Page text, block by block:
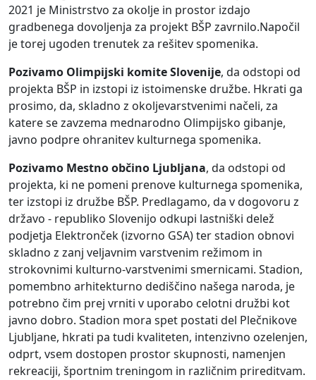
2021 je Ministrstvo za okolje in prostor izdajo
gradbenega dovoljenja za projekt BŠP zavrnilo.Napočil
je torej ugoden trenutek za rešitev spomenika.
Pozivamo Olimpijski komite Slovenije, da odstopi od
projekta BŠP in izstopi iz istoimenske družbe. Hkrati ga
prosimo, da, skladno z okoljevarstvenimi načeli, za
katere se zavzema mednarodno Olimpijsko gibanje,
javno podpre ohranitev kulturnega spomenika.
Pozivamo Mestno občino Ljubljana, da odstopi od
projekta, ki ne pomeni prenove kulturnega spomenika,
ter izstopi iz družbe BŠP. Predlagamo, da v dogovoru z
državo - republiko Slovenijo odkupi lastniški delež
podjetja Elektronček (izvorno GSA) ter stadion obnovi
skladno z zanj veljavnim varstvenim režimom in
strokovnimi kulturno-varstvenimi smernicami. Stadion,
pomembno arhitekturno dediščino našega naroda, je
potrebno čim prej vrniti v uporabo celotni družbi kot
javno dobro. Stadion mora spet postati del Plečnikove
Ljubljane, hkrati pa tudi kvaliteten, intenzivno ozelenjen,
odprt, vsem dostopen prostor skupnosti, namenjen
rekreaciji, športnim treningom in različnim prireditvam.